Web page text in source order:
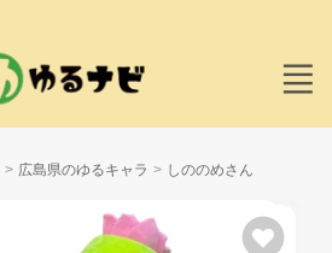
広島県のゆるキャラ しののめさん